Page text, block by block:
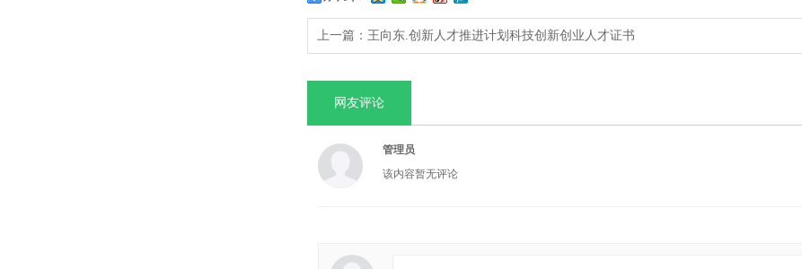
上一篇： 王向东.创新人才推进计划科技创新创业人才证书
网友评论
管理员
该内容暂无评论